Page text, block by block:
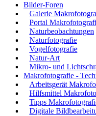
Bilder-Foren
Galerie
Portal
Naturbeobachtungen
Naturfotografie
Vogelfotografie
Natur-Art
Mikro- und
Makrofotografie -
Arbeitsgerät
Hilfsmittel
Tipps
Digitale